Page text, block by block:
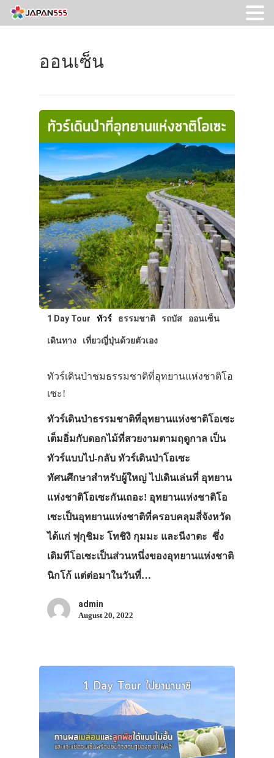
ออนเซ็น
1 Day Tour ทัวร์ ธรรมชาติ รถบัส ออนเซ็น
เดินทาง เที่ยวญี่ปุ่นด้วยตัวเอง
ทัวร์เดินป่าชมธรรมชาติที่อุทยานแห่งชาติโอ
เซะ!
ทัวร์เดินป่าธรรมชาติที่อุทยานแห่งชาติโอเซะ
เต็มอิ่มกับดอกไม้ที่สวยงามตามฤดูกาล เป็น
ทัวร์แบบไป-กลับ ทัวร์เดินป่าโอเซะ
ทัศนศึกษาสำหรับผู้ใหญ่ ไปเดินเล่นที่ อุทยาน
แห่งชาติโอเซะกันเถอะ! อุทยานแห่งชาติโอ
เซะเป็นอุทยานแห่งชาติที่ครอบคลุมสี่จังหวัด
ได้แก่ ฟุกุชิมะ โทชิงิ กุมมะ และนีงาตะ ซึ่ง
เดิมทีโอเซะเป็นส่วนหนึ่งของอุทยานแห่งชาติ
นิกโก้ แต่ต่อมาในวันที่…
admin
August 20, 2022